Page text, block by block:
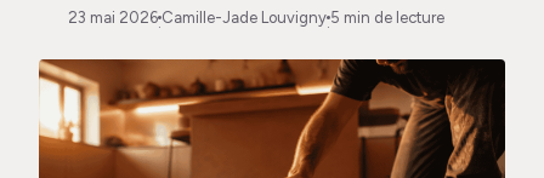
23 mai 2026
·
Camille-Jade Louvigny
·
5 min de lecture